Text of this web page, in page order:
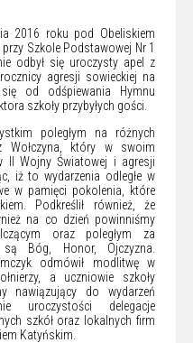
2016 roku pod Obeliskiem
Szkole Podstawowej Nr 1
odbył się uroczysty apel z
agresji sowieckiej na
się od odśpiewania Hymnu
szkoły przybyłych gości.
poległym na różnych
Wołczyna, który w swoim
II Wojny Światowej i agresji
iż to wydarzenia odległe w
w pamięci pokolenia, które
Podkreślił również, że
na co dzień powinniśmy
oraz poległym za
Bóg, Honor, Ojczyzna.
odmówił modlitwę w
a uczniowie szkoły
nawiązujący do wydarzeń
uroczystości delegacje
szkół oraz lokalnych firm
Katyńskim.